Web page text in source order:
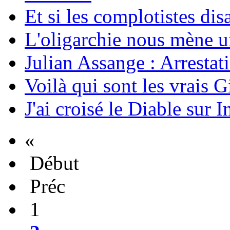
Et si les complotistes
L'oligarchie nous mène
Julian Assange :
Voilà qui sont les vrais
J'ai croisé le Diable sur
«
Début
Préc
1